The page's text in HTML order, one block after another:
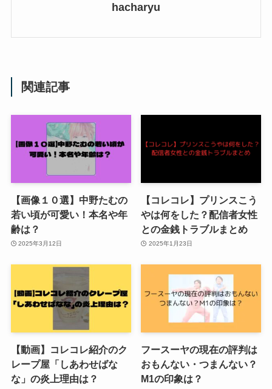
hacharyu
関連記事
【画像１０選】中野たむの
若い頃が可愛い！本名や年
齢は？
2025年3月12日
【コレコレ】プリンスこう
やは何をした？配信者女性
との金銭トラブルまとめ
2025年1月23日
【動画】コレコレ紹介のク
レープ屋「しあわせばな
な」の炎上理由は？
フースーヤの現在の評判は
おもんない・つまんない？
M1の印象は？